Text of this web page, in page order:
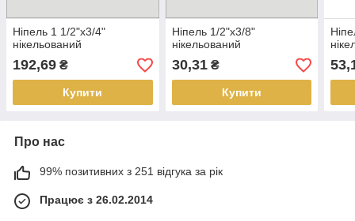
Ніпель 1 1/2"х3/4"
нікельований
192,69 ₴
Купити
Ніпель 1/2"х3/8"
нікельований
30,31₴
Купити
Про нас
99% позитивних з 251 відгука за рік
Працює з 26.02.2014